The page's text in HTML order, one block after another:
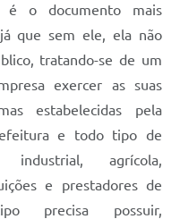
é o documento mais
que sem ele, ela não
tratando-se de um
exercer as suas
estabelecidas pela
e todo tipo de
industrial, agrícola,
e prestadores de
precisa possuir,